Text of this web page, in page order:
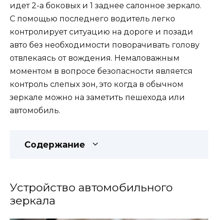
идет 2-а боковых и 1 заднее салонное зеркало.
С помощью последнего водитель легко
контролирует ситуацию на дороге и позади
авто без необходимости поворачивать голову
отвлекаясь от вождения. Немаловажным
моментом в вопросе безопасности является
контроль слепых зон, это когда в обычном
зеркале можно на заметить пешехода или
автомобиль.
Содержание
Устройство автомобильного
зеркала